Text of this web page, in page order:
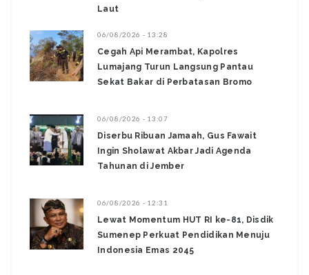
Laut
06/08/2026 - 13:28
‎Cegah Api Merambat, Kapolres
Lumajang Turun Langsung Pantau
Sekat Bakar di Perbatasan Bromo ‎
06/08/2026 - 13:07
Diserbu Ribuan Jamaah, Gus Fawait
Ingin Sholawat Akbar Jadi Agenda
Tahunan di Jember
06/08/2026 - 12:31
Lewat Momentum HUT RI ke-81, Disdik
Sumenep Perkuat Pendidikan Menuju
Indonesia Emas 2045